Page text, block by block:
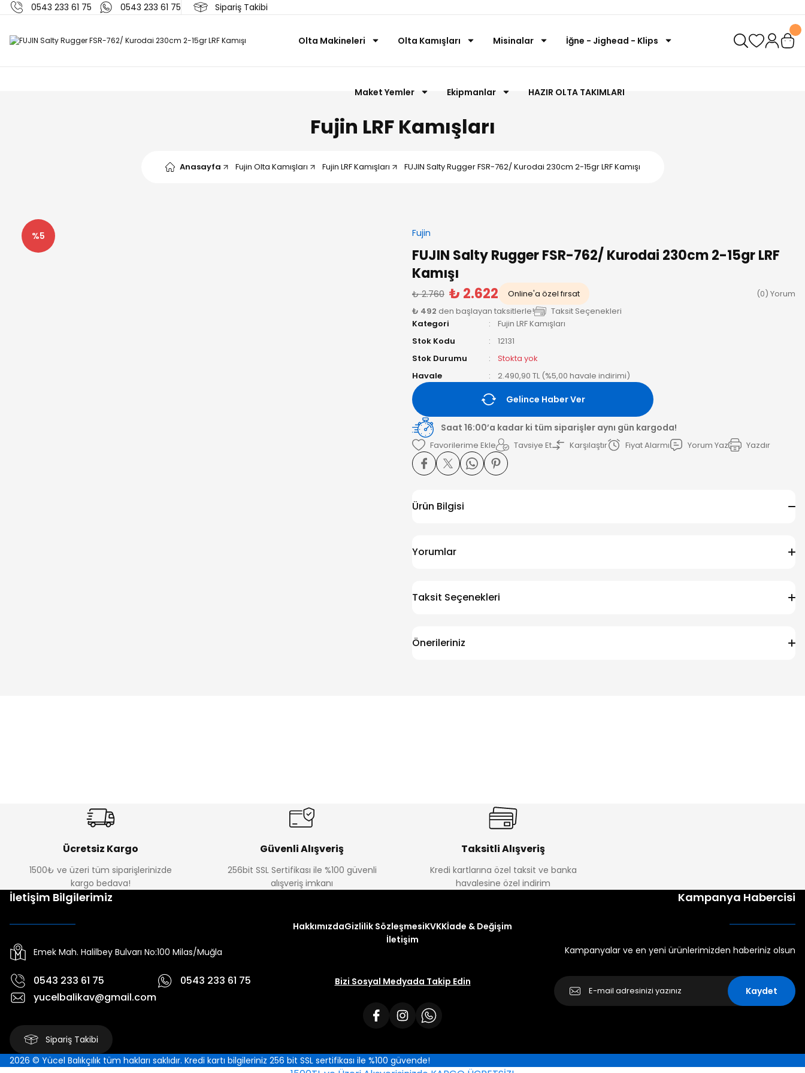
0543 233 61 75 0543 233 61 75 Sipariş Takibi
Olta Makineleri Olta Kamışları Misinalar İğne - Jighead - Klips
Maket Yemler Ekipmanlar HAZIR OLTA TAKIMLARI
Fujin LRF Kamışları
Anasayfa Fujin Olta Kamışları Fujin LRF Kamışları FUJIN Salty Rugger FSR-762/ Kurodai 230cm 2-15gr LRF Kamışı
%5 Fujin
FUJIN Salty Rugger FSR-762/ Kurodai 230cm 2-15gr LRF
Kamışı
₺ 2.760 ₺ 2.622 Online'a özel fırsat
(0) Yorum
₺ 492 den başlayan taksitlerle!
Taksit Seçenekleri
Kategori
Fujin LRF Kamışları
Stok Kodu
12131
Stok Durumu
Stokta yok
Havale
2.490,90 TL (%5,00 havale indirimi)
Gelince Haber Ver
Saat 16:00’a kadar ki tüm siparişler aynı gün kargoda!
Tavsiye Et Karşılaştır Fiyat Alarmı Yorum Yaz Yazdır
Ürün Bilgisi
Yorumlar
Taksit Seçenekleri
Önerileriniz
Ücretsiz Kargo
1500₺ ve üzeri tüm siparişlerinizde
kargo bedava!
Güvenli Alışveriş
256bit SSL Sertifikası ile %100 güvenli
alışveriş imkanı
Taksitli Alışveriş
Kredi kartlarına özel taksit ve banka
havalesine özel indirim
İletişim Bilgilerimiz
Emek Mah. Halilbey Bulvarı No:100 Milas/Muğla
0543 233 61 75
0543 233 61 75
yucelbalikav@gmail.com
Sipariş Takibi
HakkımızdaGizlilik SözleşmesiKVKKİade & Değişim
İletişim
Bizi Sosyal Medyada Takip Edin
Kampanya Habercisi
Kampanyalar ve en yeni ürünlerimizden haberiniz olsun
Kaydet
2026 © Yücel Balıkçılık tüm hakları saklıdır. Kredi kartı bilgileriniz 256 bit SSL sertifikası ile %100 güvende!